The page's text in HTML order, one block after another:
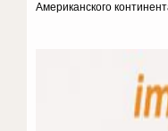
Американского